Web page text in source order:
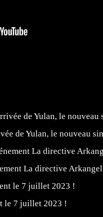
de Yulan, le nouveau
La directive Arkangel
le 7 juillet 2023 !